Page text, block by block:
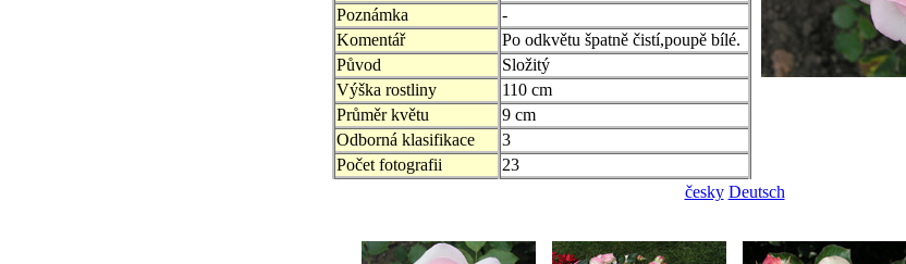
Poznámka
-
Komentář
Po odkvětu špatně čistí,poupě bílé.
Původ
Složitý
Výška rostliny
110 cm
Průměr květu
9 cm
Odborná klasifikace
3
Počet fotografii
23
česky Deutsch